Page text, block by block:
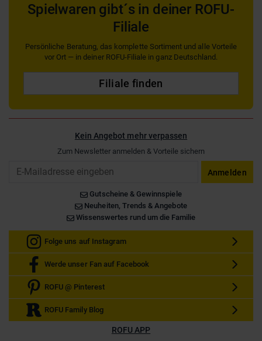
Spielwaren gibt´s in deiner ROFU-
Filiale
Persönliche Beratung, das komplette Sortiment und alle Vorteile
vor Ort — in deiner ROFU-Filiale in ganz Deutschland.
Filiale finden
Kein Angebot mehr verpassen
Zum Newsletter anmelden & Vorteile sichern
Anmelden
Gutscheine & Gewinnspiele
Neuheiten, Trends & Angebote
Wissenswertes rund um die Familie
Folge uns auf Instagram
Werde unser Fan auf Facebook
ROFU @ Pinterest
ROFU Family Blog
ROFU APP